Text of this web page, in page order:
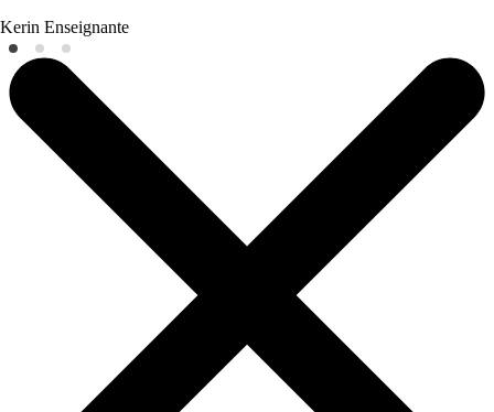
Kerin Enseignante